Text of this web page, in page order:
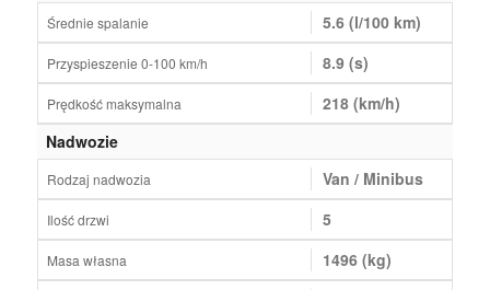
Średnie spalanie 5.6 (l/100 km)
Przyspieszenie 0-100 km/h 8.9 (s)
Prędkość maksymalna
218 (km/h)
Nadwozie
Rodzaj nadwozia Van / Minibus
Ilość drzwi 5
Masa własna 1496 (kg)